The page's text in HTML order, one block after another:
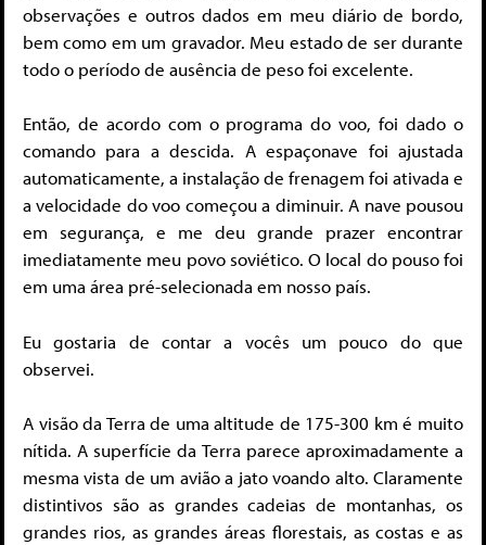
observações e outros dados em meu diário de bordo,
bem como em um gravador. Meu estado de ser durante
todo o período de ausência de peso foi excelente.
Então, de acordo com o programa do voo, foi dado o
comando para a descida. A espaçonave foi ajustada
automaticamente, a instalação de frenagem foi ativada e
a velocidade do voo começou a diminuir. A nave pousou
em segurança, e me deu grande prazer encontrar
imediatamente meu povo soviético. O local do pouso foi
em uma área pré-selecionada em nosso país.
Eu gostaria de contar a vocês um pouco do que
observei.
A visão da Terra de uma altitude de 175-300 km é muito
nítida. A superfície da Terra parece aproximadamente a
mesma vista de um avião a jato voando alto. Claramente
distintivos são as grandes cadeias de montanhas, os
grandes rios, as grandes áreas florestais, as costas e as